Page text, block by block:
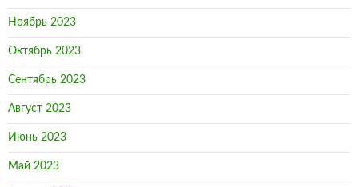
Ноябрь 2023
Октябрь 2023
Сентябрь 2023
Август 2023
Июнь 2023
Май 2023